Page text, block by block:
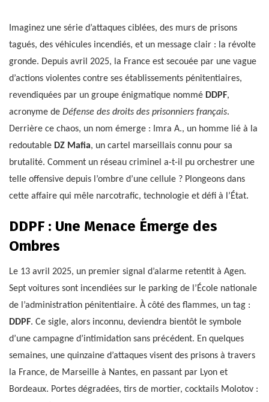
Imaginez une série d’attaques ciblées, des murs de prisons
tagués, des véhicules incendiés, et un message clair : la révolte
gronde. Depuis avril 2025, la France est secouée par une vague
d’actions violentes contre ses établissements pénitentiaires,
revendiquées par un groupe énigmatique nommé DDPF,
acronyme de Défense des droits des prisonniers français.
Derrière ce chaos, un nom émerge : Imra A., un homme lié à la
redoutable DZ Mafia, un cartel marseillais connu pour sa
brutalité. Comment un réseau criminel a-t-il pu orchestrer une
telle offensive depuis l’ombre d’une cellule ? Plongeons dans
cette affaire qui mêle narcotrafic, technologie et défi à l’État.
DDPF : Une Menace Émerge des
Ombres
Le 13 avril 2025, un premier signal d’alarme retentit à Agen.
Sept voitures sont incendiées sur le parking de l’École nationale
de l’administration pénitentiaire. À côté des flammes, un tag :
DDPF. Ce sigle, alors inconnu, deviendra bientôt le symbole
d’une campagne d’intimidation sans précédent. En quelques
semaines, une quinzaine d’attaques visent des prisons à travers
la France, de Marseille à Nantes, en passant par Lyon et
Bordeaux. Portes dégradées, tirs de mortier, cocktails Molotov :